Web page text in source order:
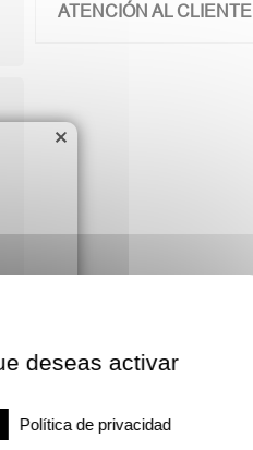
ATENCIÓN AL CLIENTE
×
deseas activar
Política de privacidad